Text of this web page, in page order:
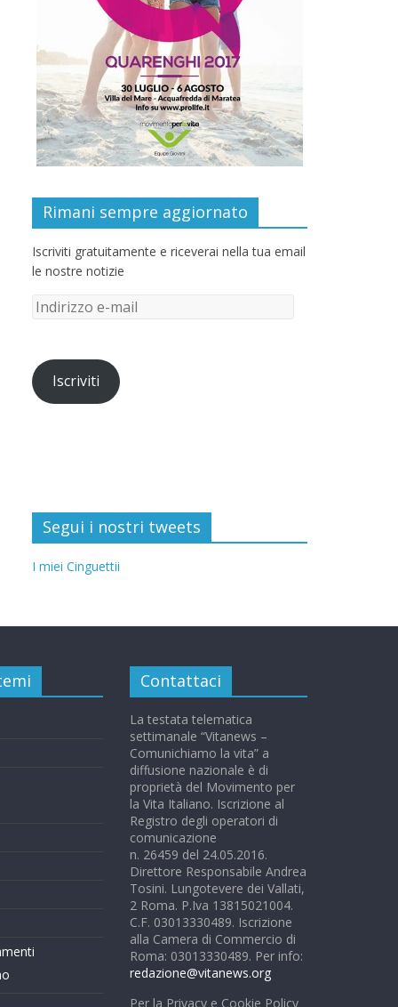
Rimani sempre aggiornato
Iscriviti gratuitamente e riceverai nella tua email
le nostre notizie
Iscriviti
Segui i nostri tweets
I miei Cinguettii
Contattaci
La testata telematica
settimanale “Vitanews –
Comunichiamo la vita” a
diffusione nazionale è di
proprietà del Movimento per
la Vita Italiano. Iscrizione al
Registro degli operatori di
comunicazione
n. 26459 del 24.05.2016.
Direttore Responsabile Andrea
Tosini. Lungotevere dei Vallati,
2 Roma. P.Iva 13815021004.
C.F. 03013330489. Iscrizione
alla Camera di Commercio di
Roma: 03013330489. Per info:
redazione@vitanews.org
Per la Privacy e Cookie Policy